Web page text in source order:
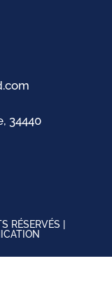
34440
RÉSERVÉS |